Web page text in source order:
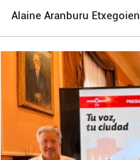
Alaine Aranburu Etxegoien